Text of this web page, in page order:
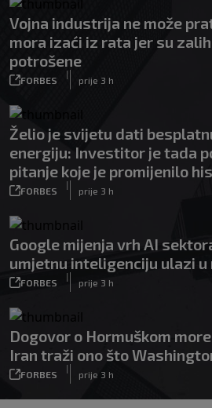
Vojna industrija ne može
mora izaći iz rata jer su
potrošene
FORBES
|
prije 3 h
Želio je svijetu dati
energiju: Investitor je tada
pitanje koje je promijenilo
FORBES
|
prije 3 h
Google mijenja vrh AI
umjetnu inteligenciju ulazi u
FORBES
|
prije 3 h
Dogovor o Hormuškom
Iran traži ono što
FORBES
|
prije 3 h